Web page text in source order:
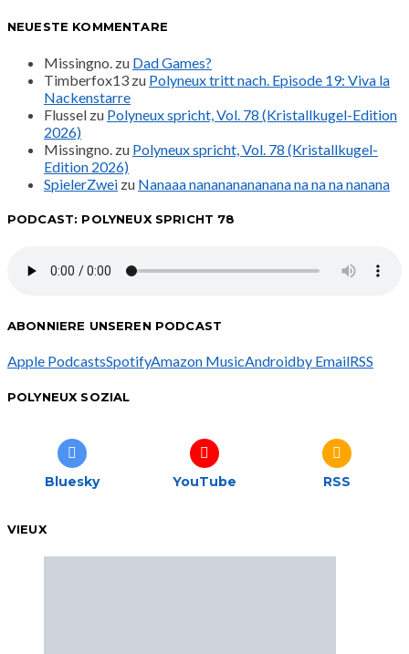
NEUESTE KOMMENTARE
Missingno. zu Dad Games?
Timberfox13 zu Polyneux tritt nach. Episode 19: Viva la
Nackenstarre
Flussel zu Polyneux spricht, Vol. 78 (Kristallkugel-Edition
2026)
Missingno. zu Polyneux spricht, Vol. 78 (Kristallkugel-
Edition 2026)
SpielerZwei zu Nanaaa nanananananana na na na nanana
PODCAST: POLYNEUX SPRICHT 78
ABONNIERE UNSEREN PODCAST
Apple PodcastsSpotifyAmazon MusicAndroidby EmailRSS
POLYNEUX SOZIAL
Bluesky YouTube RSS
VIEUX